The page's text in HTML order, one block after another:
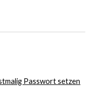
Passwort setzen